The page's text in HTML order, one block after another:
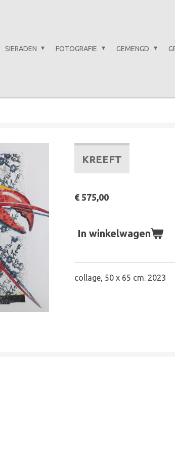
SIERADEN FOTOGRAFIE GEMENGD
KREEFT
€ 575,00
In winkelwagen
collage, 50 x 65 cm. 2023